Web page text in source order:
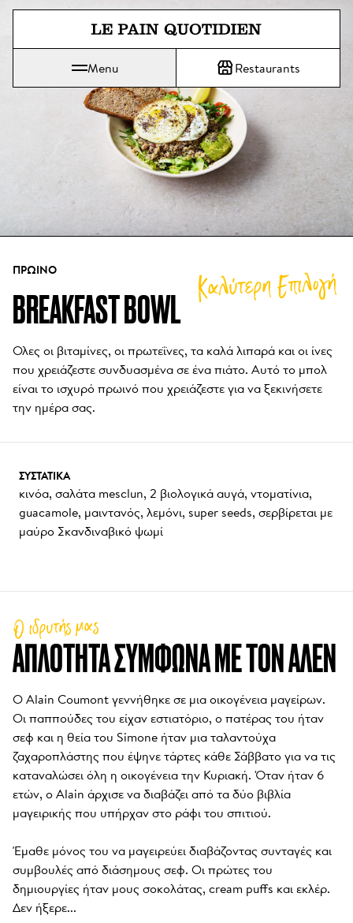
Μετάβαση απευθείας στο κύριο
Το Le Pain Quotidien σημαίνει Το Καθημερινό Ψωμί
Menu Restaurants
ΠΡΩΙΝΌ
BREAKFAST BOWL
Καλύτερη Επιλογή
Ολες οι βιταμίνες, οι πρωτεΐνες, τα καλά λιπαρά και οι ίνες
που χρειάζεστε συνδυασμένα σε ένα πιάτο. Αυτό το μπολ
είναι το ισχυρό πρωινό που χρειάζεστε για να ξεκινήσετε
την ημέρα σας.
ΣΥΣΤΑΤΙΚΆ
κινόα, σαλάτα mesclun, 2 βιολογικά αυγά, ντοματίνια,
guacamole, μαιντανός, λεμόνι, super seeds, σερβίρεται με
μαύρο Σκαvδιναβικό ψωμί
ΑΠΛΌΤΗΤΑ ΣΎΜΦΩΝΑ ΜΕ ΤΟΝ ΑΛΈΝ
Ο ιδρυτής μας
Ο Alain Coumont γεννήθηκε σε μια οικογένεια μαγείρων.
Οι παππούδες του είχαν εστιατόριο, ο πατέρας του ήταν
σεφ και η θεία του Simone ήταν μια ταλαντούχα
ζαχαροπλάστης που έψηνε τάρτες κάθε Σάββατο για να τις
καταναλώσει όλη η οικογένεια την Κυριακή. Όταν ήταν 6
ετών, ο Alain άρχισε να διαβάζει από τα δύο βιβλία
μαγειρικής που υπήρχαν στο ράφι του σπιτιού.
Έμαθε μόνος του να μαγειρεύει διαβάζοντας συνταγές και
συμβουλές από διάσημους σεφ. Οι πρώτες του
δημιουργίες ήταν μους σοκολάτας, cream puffs και εκλέρ.
Δεν ήξερε...